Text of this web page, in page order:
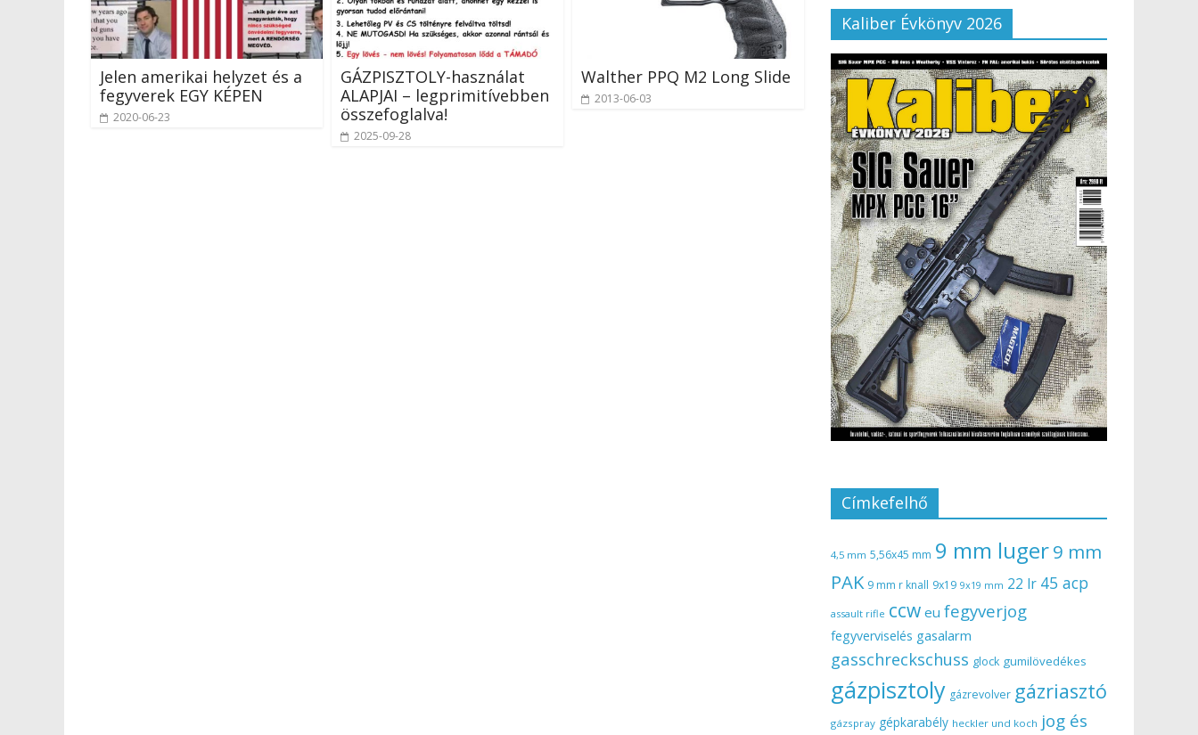
Jelen amerikai helyzet és a
fegyverek EGY KÉPEN
2020-06-23
GÁZPISZTOLY-használat
ALAPJAI – legprimitívebben
összefoglalva!
2025-09-28
Walther PPQ M2 Long Slide
2013-06-03
Kaliber Évkönyv 2026
Címkefelhő
4,5 mm 5,56x45 mm 9 mm luger9 mm
PAK 9 mm r knall 9x19 9x19 mm 22 lr 45 acp
assault rifle ccw eu fegyverjog
fegyverviselés gasalarm
gasschreckschuss glock gumilövedékes
gázpisztoly gázrevolver gázriasztó
gázspray gépkarabély heckler und koch jog és